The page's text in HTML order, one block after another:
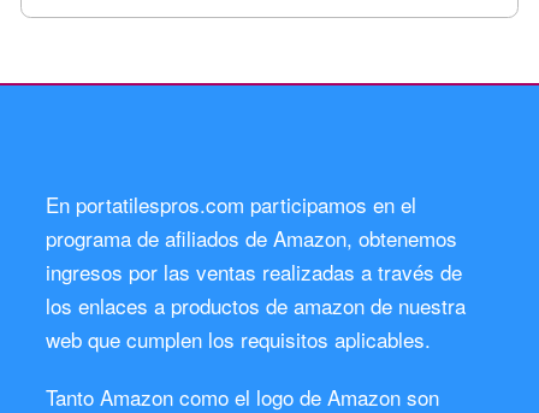
En portatilespros.com participamos en el
programa de afiliados de Amazon, obtenemos
ingresos por las ventas realizadas a través de
los enlaces a productos de amazon de nuestra
web que cumplen los requisitos aplicables.
Tanto Amazon como el logo de Amazon son